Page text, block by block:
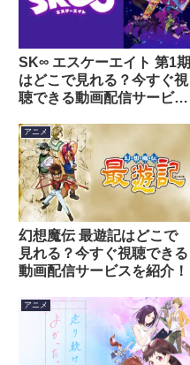
SK∞ エスケーエイト 第1期
はどこで見れる？今すぐ視
聴できる動画配信サービス
アニメ
幻想魔伝 最遊記はどこで
見れる？今すぐ視聴できる
動画配信サービスを紹介！
アニメ